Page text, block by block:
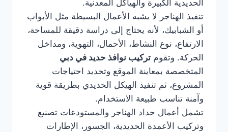
الحديدية الكبيرة والهياكل المعدنية.
تنفيذ الهناجر لا يشبه الأعمال البسيطة مثل الأبواب
أو الشبابيك، لأنه يحتاج إلى دراسة دقيقة للمساحة،
الارتفاع، نوع النشاط، الأحمال، التهوية، ومداخل
الحركة. وتقوم تركيب نوافذ حديد في دبي
المتخصصة بمعاينة الموقع وتحديد احتياجات
المشروع، ثم تنفيذ الهيكل الحديدي بطريقة قوية
وآمنة تناسب طبيعة الاستخدام.
تشمل أعمال حداد الهناجر والمستودعات تصنيع
وتركيب الأعمدة الحديدية، الجسور، الإطارات